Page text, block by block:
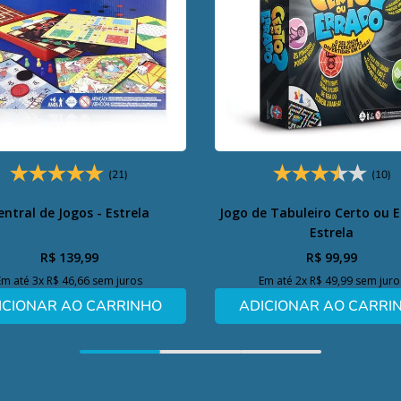
(21)
de Jogos - Estrela
R$ 139,99
até3x R$ 46,66 sem juros
AO CARRINHO
(10)
Jogo de Tabuleiro Certo ou
Estrela
R$ 99,99
Em até 2x R$ 49,99sem
ADICIONAR AO